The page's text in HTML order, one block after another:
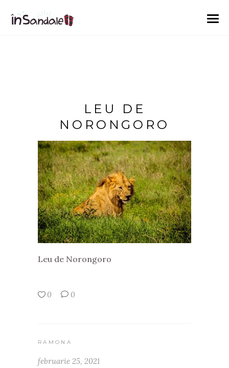
LEU DE
NORONGORO
Leu de Norongoro
0 0
RAMONA
februarie 25, 2021